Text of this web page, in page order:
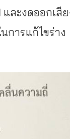
ละงดออกเสี
นการแก้ไขร่าง